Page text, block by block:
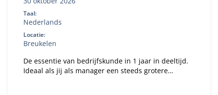
Taal:
Nederlands
Locatie:
Breukelen
De essentie van bedrijfskunde in 1 jaar in deeltijd.
Ideaal als jij als manager een steeds grotere